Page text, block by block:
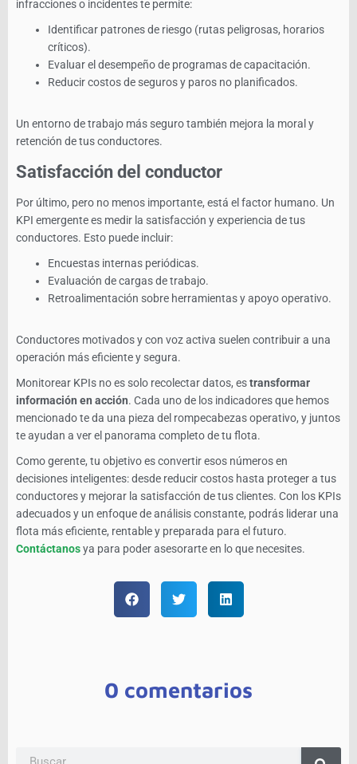
infracciones o incidentes te permite:
Identificar patrones de riesgo (rutas peligrosas, horarios
críticos).
Evaluar el desempeño de programas de capacitación.
Reducir costos de seguros y paros no planificados.
Un entorno de trabajo más seguro también mejora la moral y
retención de tus conductores.
Satisfacción del conductor
Por último, pero no menos importante, está el factor humano. Un
KPI emergente es medir la satisfacción y experiencia de tus
conductores. Esto puede incluir:
Encuestas internas periódicas.
Evaluación de cargas de trabajo.
Retroalimentación sobre herramientas y apoyo operativo.
Conductores motivados y con voz activa suelen contribuir a una
operación más eficiente y segura.
Monitorear KPIs no es solo recolectar datos, estransformar
información en acción. Cada uno de los indicadores que hemos
mencionado te da una pieza del rompecabezas operativo, y juntos
te ayudan a ver el panorama completo de tu flota.
Como gerente, tu objetivo es convertir esos números en
decisiones inteligentes: desde reducir costos hasta proteger a tus
conductores y mejorar la satisfacción de tus clientes. Con los KPIs
adecuados y un enfoque de análisis constante, podrás liderar una
flota más eficiente, rentable y preparada para el futuro.
Contáctanosya para poder asesorarte en lo que necesites.
0 comentarios